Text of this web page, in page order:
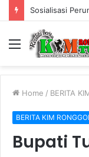
Menu
Home / BERITA
BERITA KIM
Bupati